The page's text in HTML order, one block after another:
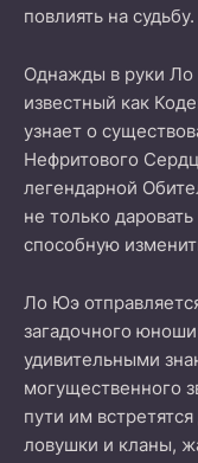
повлиять на судьбу.
Однажды в руки Ло
известный как
узнает о
Нефритового
легендарной
не только
способную
Ло Юэ
загадочного
удивительными
могущественного
пути им
ловушки и кланы,